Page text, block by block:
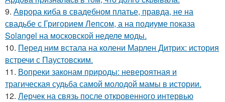
9. Аврора киба в свадебном платье, правда, не на
свадьбе с Григорием Лепсом, а на подиуме показа
Solangel на московской неделе моды.
10. Перед ним встала на колени Марлен Дитрих: история
встречи с Паустовским.
11. Вопреки законам природы: невероятная и
трагическая судьба самой молодой мамы в истории.
12. Лерчек на связь после откровенного интервью